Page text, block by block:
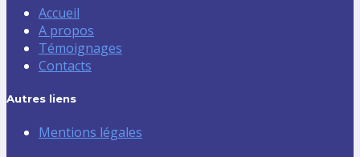
Accueil
A propos
Témoignages
Contacts
Autres liens
Mentions légales